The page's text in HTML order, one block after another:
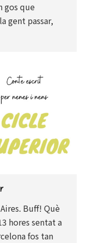
gos que
gent passar,
Buff! Què
hores sentat a
fos tan